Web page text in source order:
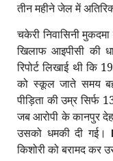
तीन महीने जेल में
चकेरी निवासिनी
खिलाफ आइपीसी की
रिपोर्ट लिखाई थी कि
को स्कूल जाते समय
पीड़िता की उम्र सिर्फ
जब आरोपी के कानपुर
उसको धमकी दी गई।
किशोरी को बरामद कर